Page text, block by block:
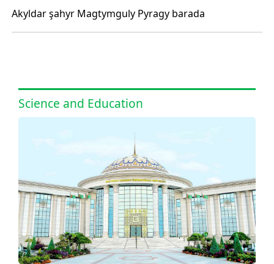
Akyldar şahyr Magtymguly Pyragy barada
Science and Education